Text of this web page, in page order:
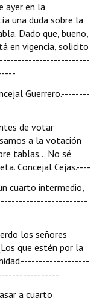
ayer en la
una duda sobre la
Dado que, bueno,
en vigencia, solicito
Guerrero.--------
de votar
a la votación
tablas... No sé
Concejal Cejas.----
cuarto intermedio,
los señores
que estén por la
a cuarto